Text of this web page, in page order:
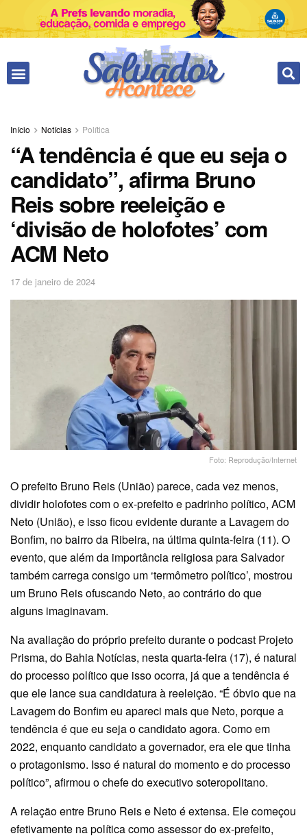
Início Notícias Política
“A tendência é que eu seja o
candidato”, afirma Bruno
Reis sobre reeleição e
‘divisão de holofotes’ com
ACM Neto
17 de janeiro de 2024
Foto: Reprodução/Internet
O prefeito Bruno Reis (União) parece, cada vez menos,
dividir holofotes com o ex-prefeito e padrinho político, ACM
Neto (União), e isso ficou evidente durante a Lavagem do
Bonfim, no bairro da Ribeira, na última quinta-feira (11). O
evento, que além da importância religiosa para Salvador
também carrega consigo um ‘termômetro político’, mostrou
um Bruno Reis ofuscando Neto, ao contrário do que
alguns imaginavam.
Na avaliação do próprio prefeito durante o podcast Projeto
Prisma, do Bahia Notícias, nesta quarta-feira (17), é natural
do processo político que isso ocorra, já que a tendência é
que ele lance sua candidatura à reeleição. “É óbvio que na
Lavagem do Bonfim eu apareci mais que Neto, porque a
tendência é que eu seja o candidato agora. Como em
2022, enquanto candidato a governador, era ele que tinha
o protagonismo. Isso é natural do momento e do processo
político”, afirmou o chefe do executivo soteropolitano.
A relação entre Bruno Reis e Neto é extensa. Ele começou
efetivamente na política como assessor do ex-prefeito,